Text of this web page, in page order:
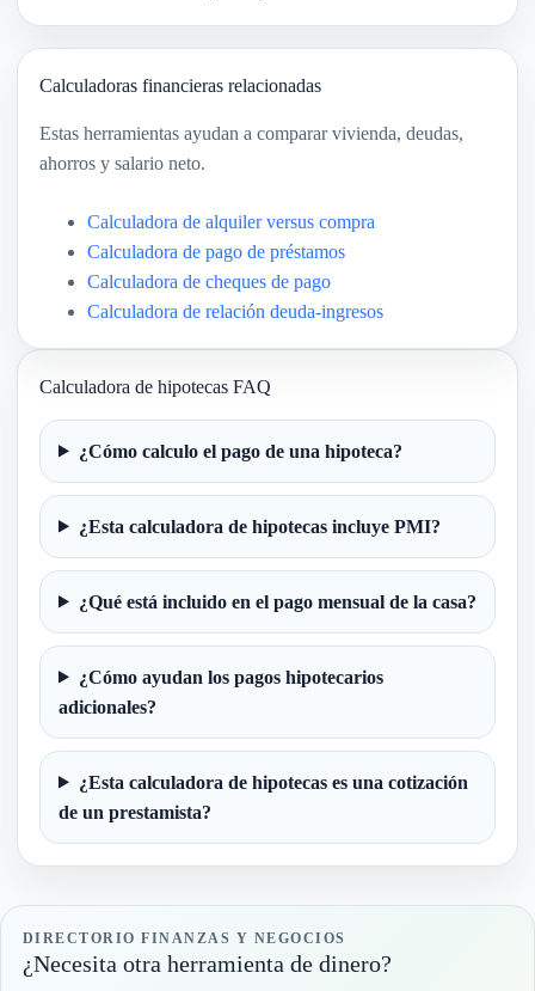
Calculadoras financieras relacionadas
Estas herramientas ayudan a comparar vivienda, deudas,
ahorros y salario neto.
Calculadora de alquiler versus compra
Calculadora de pago de préstamos
Calculadora de cheques de pago
Calculadora de relación deuda-ingresos
Calculadora de hipotecas FAQ
¿Cómo calculo el pago de una hipoteca?
¿Esta calculadora de hipotecas incluye PMI?
¿Qué está incluido en el pago mensual de la casa?
¿Cómo ayudan los pagos hipotecarios
adicionales?
¿Esta calculadora de hipotecas es una cotización
de un prestamista?
DIRECTORIO FINANZAS Y NEGOCIOS
¿Necesita otra herramienta de dinero?